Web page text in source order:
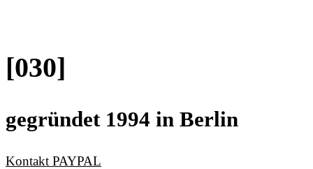
[030]
gegründet 1994 in Berlin
Kontakt PAYPAL